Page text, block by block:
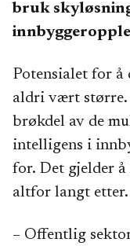
bruk
Potensialet for
aldri vært større.
brøkdel av de
intelligens i
for. Det gjelder å
altfor langt etter.
– Offentlig